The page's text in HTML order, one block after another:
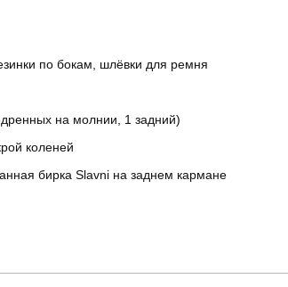
по бокам, шлёвки для ремня
на молнии, 1 задний)
коленей
бирка Slavni на заднем кармане